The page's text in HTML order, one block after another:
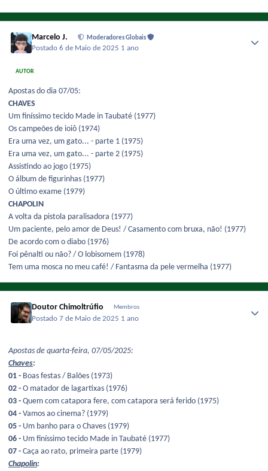
Marcelo J. Moderadores Globais
Postado6 de Maio de 2025 1 ano
AUTOR
Apostas do dia 07/05:
CHAVES
Um finíssimo tecido Made in Taubaté (1977)
Os campeões de ioiô (1974)
Era uma vez, um gato... - parte 1 (1975)
Era uma vez, um gato... - parte 2 (1975)
Assistindo ao jogo (1975)
O álbum de figurinhas (1977)
O último exame (1979)
CHAPOLIN
A volta da pistola paralisadora (1977)
Um paciente, pelo amor de Deus! / Casamento com bruxa, não! (1977)
De acordo com o diabo (1976)
Foi pênalti ou não? / O lobisomem (1978)
Tem uma mosca no meu café! / Fantasma da pele vermelha (1977)
Doutor Chimoltrúfio Membros
Postado7 de Maio de 2025 1 ano
Apostas de quarta-feira, 07/05/2025:
Chaves:
01 - Boas festas / Balões (1973)
02 - O matador de lagartixas (1976)
03 - Quem com catapora fere, com catapora será ferido (1975)
04 - Vamos ao cinema? (1979)
05 - Um banho para o Chaves (1979)
06 - Um finíssimo tecido Made in Taubaté (1977)
07 - Caça ao rato, primeira parte (1979)
Chapolin: